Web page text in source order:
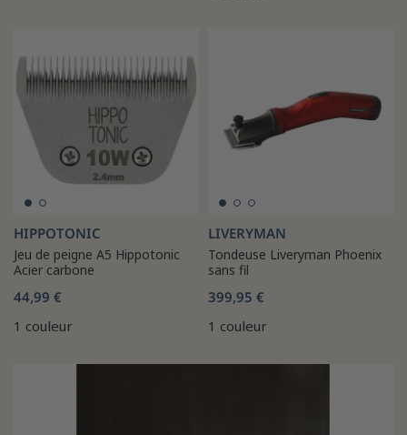
HIPPOTONIC
Jeu de peigne A5 Hippotonic
Acier carbone
44,99 €
1 couleur
LIVERYMAN
Tondeuse Liveryman Phoenix
sans fil
399,95 €
1 couleur